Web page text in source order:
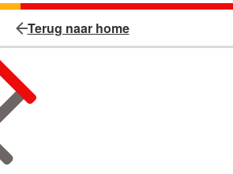
Terug naar home